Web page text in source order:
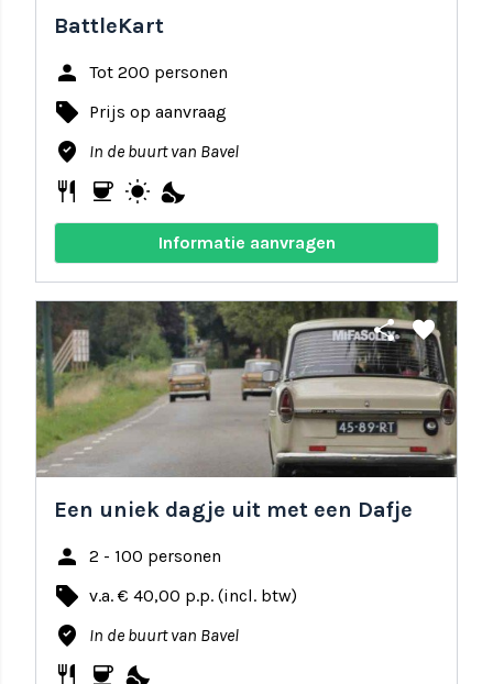
BattleKart
person Tot 200 personen
local_offer Prijs op aanvraag
where_to_vote In de buurt van Bavel
restaurant coffee wb_sunny nights_stay
Informatie aanvragen
share favorite
Een uniek dagje uit met een Dafje
person 2 - 100 personen
local_offer v.a. € 40,00 p.p. (incl. btw)
where_to_vote In de buurt van Bavel
restaurant coffee nights_stay